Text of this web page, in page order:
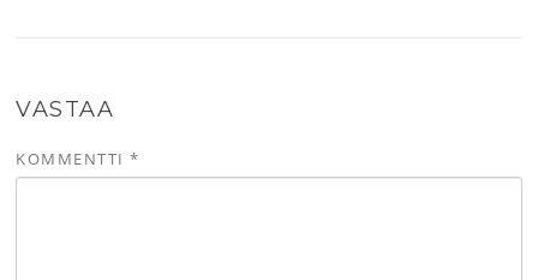
VASTAA
KOMMENTTI*